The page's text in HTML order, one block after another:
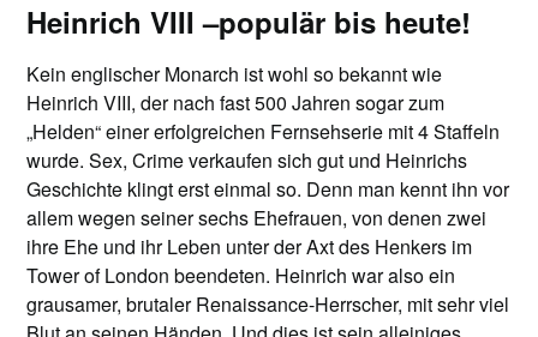
Heinrich VIII –populär bis heute!
Kein englischer Monarch ist wohl so bekannt wie
Heinrich VIII, der nach fast 500 Jahren sogar zum
„Helden“ einer erfolgreichen Fernsehserie mit 4 Staffeln
wurde. Sex, Crime verkaufen sich gut und Heinrichs
Geschichte klingt erst einmal so. Denn man kennt ihn vor
allem wegen seiner sechs Ehefrauen, von denen zwei
ihre Ehe und ihr Leben unter der Axt des Henkers im
Tower of London beendeten. Heinrich war also ein
grausamer, brutaler Renaissance-Herrscher, mit sehr viel